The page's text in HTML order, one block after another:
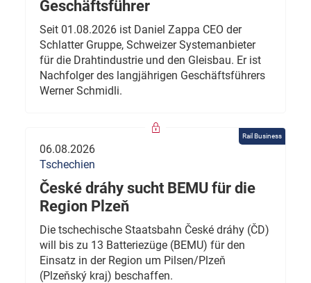
Geschäftsführer
Seit 01.08.2026 ist Daniel Zappa CEO der
Schlatter Gruppe, Schweizer Systemanbieter
für die Drahtindustrie und den Gleisbau. Er ist
Nachfolger des langjährigen Geschäftsführers
Werner Schmidli.
Rail Business
06.08.2026
Tschechien
České dráhy sucht BEMU für die
Region Plzeň
Die tschechische Staatsbahn České dráhy (ČD)
will bis zu 13 Batteriezüge (BEMU) für den
Einsatz in der Region um Pilsen/Plzeň
(Plzeňský kraj) beschaffen.